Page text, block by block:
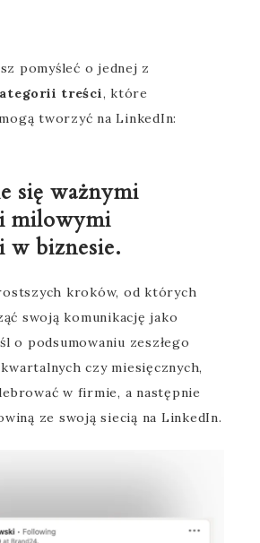
pomyśleć o jednej z
treści , które
tworzyć na LinkedIn:
się ważnymi
milowymi
w biznesie.
kroków, od których
swoją komunikację jako
o podsumowaniu zeszłego
czy miesięcznych,
w firmie, a następnie
ze swoją siecią na LinkedIn.